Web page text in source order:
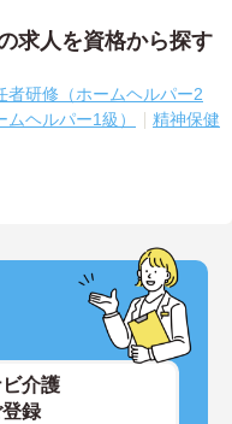
求人を資格から探す
者研修（ホームヘルパー2
ヘルパー1級）
精神保健
介護
録